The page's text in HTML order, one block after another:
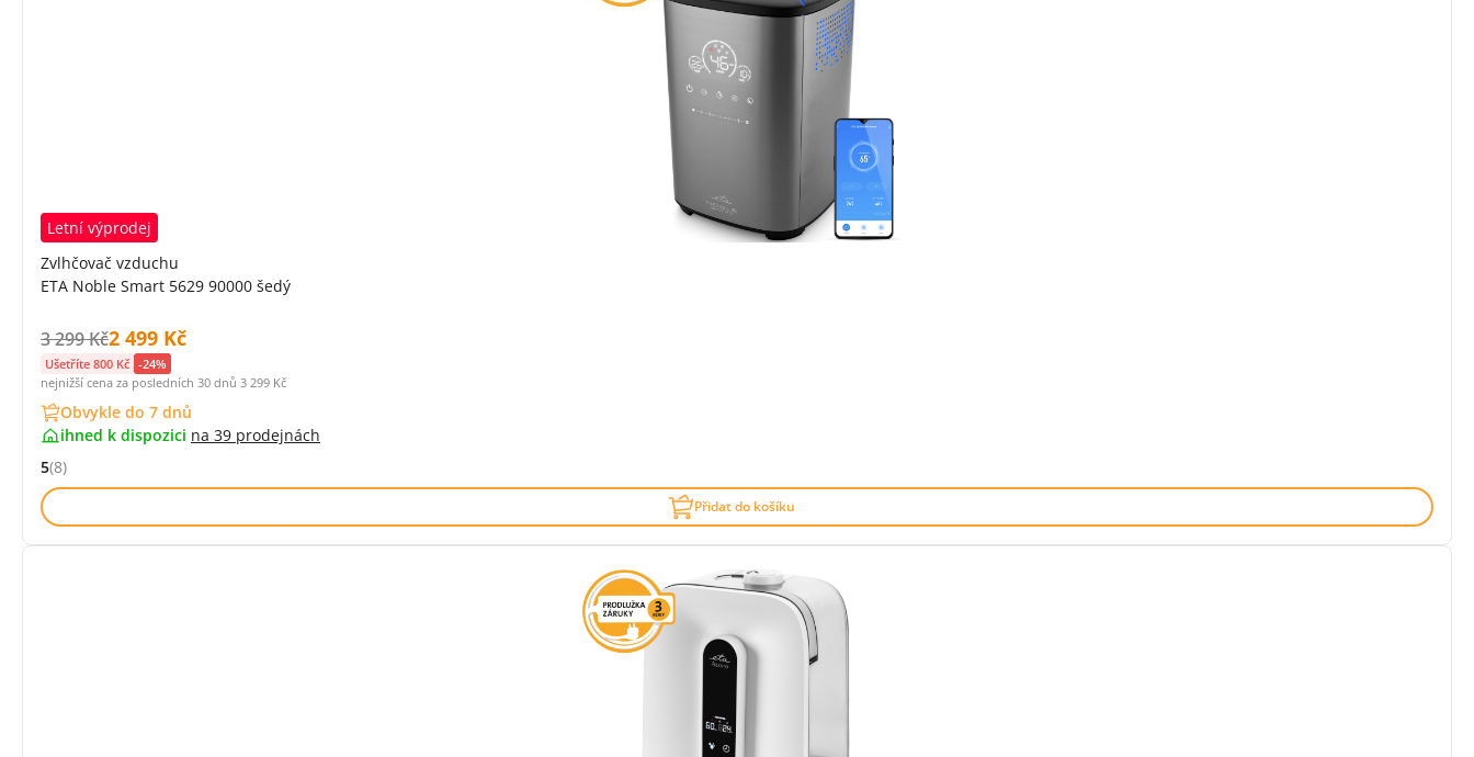
Letní výprodej
Zvlhčovač vzduchu
ETA Noble Smart 5629 90000 šedý
Původní cena s DPH:
3 299 KčCena s DPH:
2 499 Kč
Ušetříte 800 Kč -24%
nejnižší cena za posledních 30 dnů 3 299 Kč
Obvykle do 7 dnů
ihned k dispozici na 39 prodejnách
Hodnocení: 5 z 5 (8 recenzí)
5(8)
Přidat do košíku